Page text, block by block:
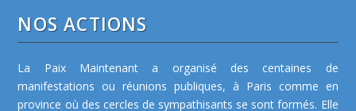
NOS ACTIONS
La Paix Maintenant a organisé des centaines de
manifestations ou réunions publiques, à Paris comme en
province où des cercles de sympathisants se sont formés. Elle